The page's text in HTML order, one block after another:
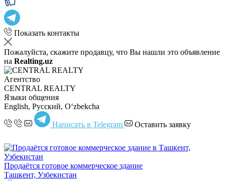
Показать контакты
Пожалуйста, скажите продавцу, что Вы нашли это объявление
на Realting.uz
Агентство
CENTRAL REALTY
Языки общения
English, Русский, Oʻzbekcha
Написать в Telegram Оставить заявку
Продаётся готовое коммерческое здание
Ташкент, Узбекистан